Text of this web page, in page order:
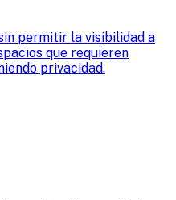
permitir la visibilidad a
que requieren
privacidad.